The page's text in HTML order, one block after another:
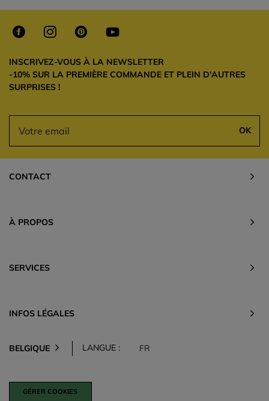
INSCRIVEZ-VOUS À LA NEWSLETTER
-10% SUR LA PREMIÈRE COMMANDE ET PLEIN D'AUTRES
SURPRISES !
OK
CONTACT
À PROPOS
SERVICES
INFOS LÉGALES
BELGIQUE LANGUE : FR
GÉRER COOKIES